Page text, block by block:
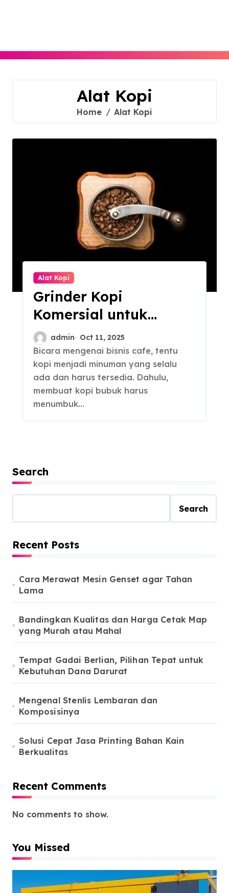
Alat Kopi
Home Alat Kopi
Alat Kopi
Grinder Kopi
Komersial untuk
Kebutuhan Bisnis
admin Oct 11, 2025
Bicara mengenai bisnis cafe, tentu
kopi menjadi minuman yang selalu
ada dan harus tersedia. Dahulu,
membuat kopi bubuk harus
menumbuk…
Search
Search
Recent Posts
Cara Merawat Mesin Genset agar Tahan
Lama
Bandingkan Kualitas dan Harga Cetak Map
yang Murah atau Mahal
Tempat Gadai Berlian, Pilihan Tepat untuk
Kebutuhan Dana Darurat
Mengenal Stenlis Lembaran dan
Komposisinya
Solusi Cepat Jasa Printing Bahan Kain
Berkualitas
Recent Comments
No comments to show.
You Missed